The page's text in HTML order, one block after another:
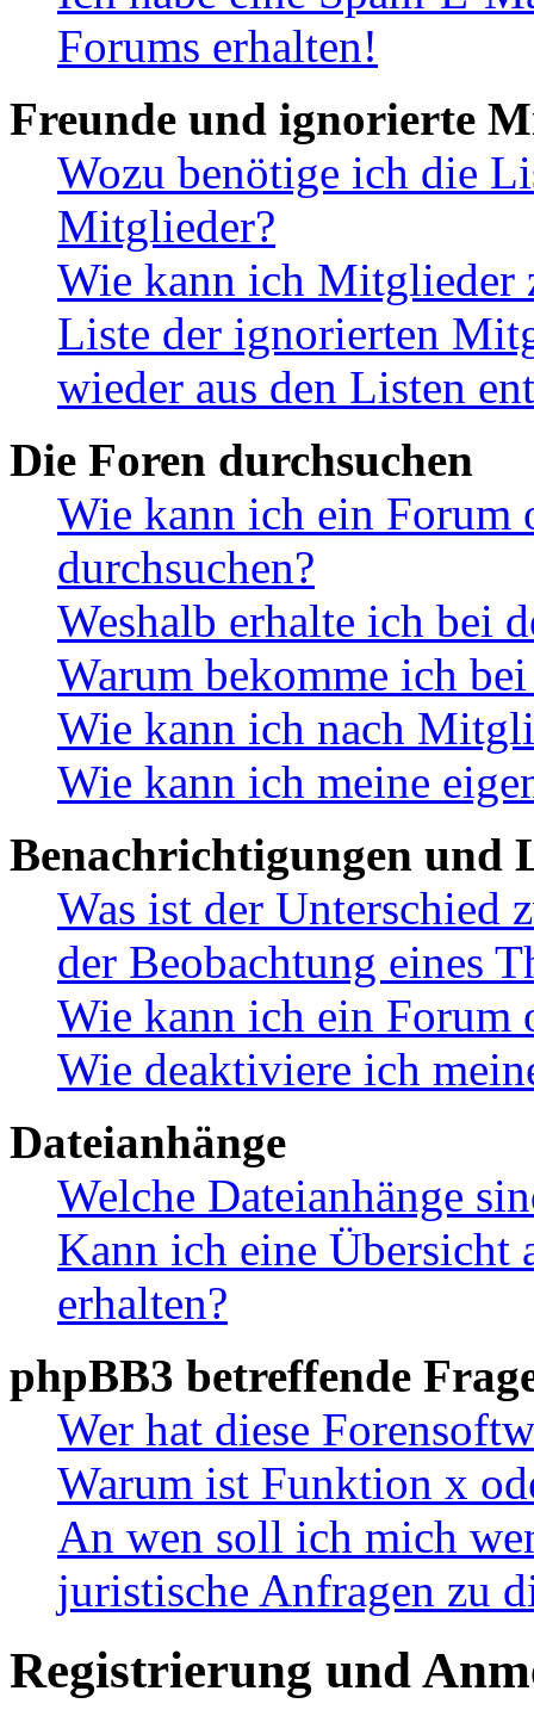
Forums erhalten!
Freunde und ignorierte
Wozu benötige ich die
Mitglieder?
Wie kann ich Mitglieder
Liste der ignorierten
wieder aus den Listen
Die Foren durchsuchen
Wie kann ich ein Forum
durchsuchen?
Weshalb erhalte ich bei
Warum bekomme ich
Wie kann ich nach
Wie kann ich meine
Benachrichtigungen und
Was ist der Unterschied
der Beobachtung eines
Wie kann ich ein Forum
Wie deaktiviere ich
Dateianhänge
Welche Dateianhänge
Kann ich eine Übersicht
erhalten?
phpBB3 betreffende
Wer hat diese
Warum ist Funktion x
An wen soll ich mich
juristische Anfragen zu
Registrierung und